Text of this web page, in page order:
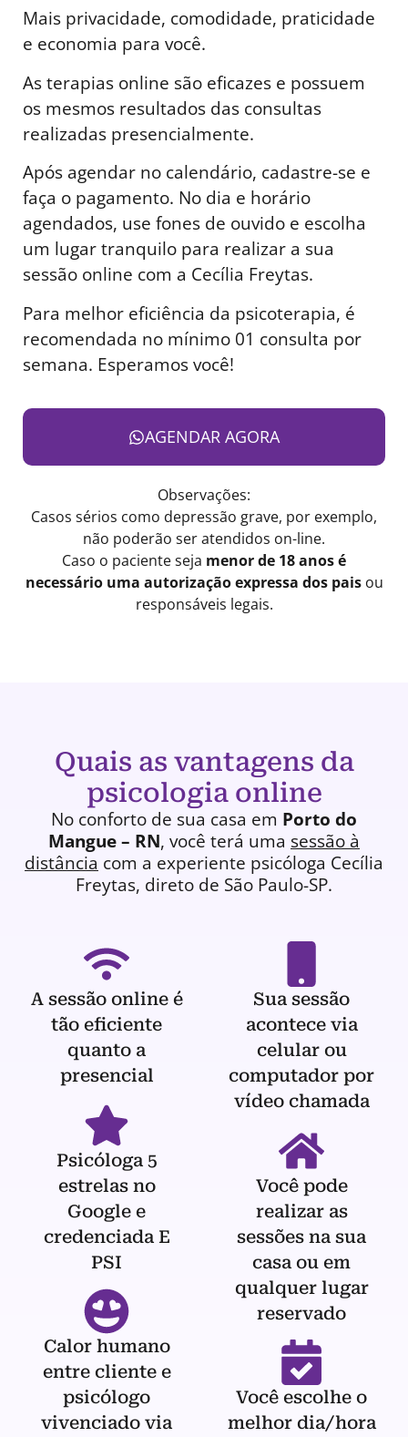
Mais privacidade, comodidade, praticidade
e economia para você.
As terapias online são eficazes e possuem
os mesmos resultados das consultas
realizadas presencialmente.
Após agendar no calendário, cadastre-se e
faça o pagamento. No dia e horário
agendados, use fones de ouvido e escolha
um lugar tranquilo para realizar a sua
sessão online com a Cecília Freytas.
Para melhor eficiência da psicoterapia, é
recomendada no mínimo 01 consulta por
semana. Esperamos você!
AGENDAR AGORA
Observações:
Casos sérios como depressão grave, por exemplo,
não poderão ser atendidos on-line.
Caso o paciente seja menor de 18 anos é
necessário uma autorização expressa dos paisou
responsáveis legais.
Quais as vantagens da
psicologia online
No conforto de sua casa em Porto do
Mangue – RN, você terá uma sessão à
distância com a experiente psicóloga Cecília
Freytas, direto de São Paulo-SP.
A sessão online é
tão eficiente
quanto a
presencial
Psicóloga 5
estrelas no
Google e
credenciada E
PSI
Calor humano
entre cliente e
psicólogo
vivenciado via
Sua sessão
acontece via
celular ou
computador por
vídeo chamada
Você pode
realizar as
sessões na sua
casa ou em
qualquer lugar
reservado
Você escolhe o
melhor dia/hora